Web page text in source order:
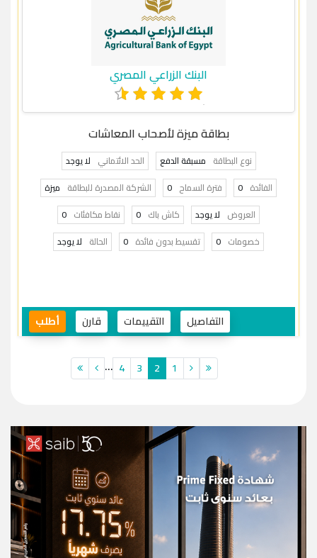
البنك الزراعي المصري
بطاقة ميزة لأصحاب المعاشات
نوع البطاقة مسبقة الدفع الحد الائتماني لا يوجد
الفائدة 0 فترة السماح 0 الشركة المصدرة للبطاقة ميزة
العروض لا يوجد كاش باك 0 نقاط مكافئات 0
خصومات 0 تقسيط بدون فائدة 0 الحالة لا يوجد
التفاصيل التقييمات قارن أطلب
1
2
3
4
...